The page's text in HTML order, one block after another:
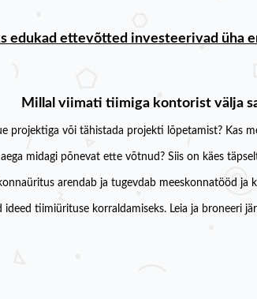
edukad ettevõtted investeerivad üha
Millal viimati tiimiga kontorist välja
projektiga või tähistada projekti lõpetamist? Kas
midagi põnevat ette võtnud? Siis on käes
arendab ja tugevdab meeskonnatööd ja
ideed tiimiürituse korraldamiseks. Leia ja broneeri